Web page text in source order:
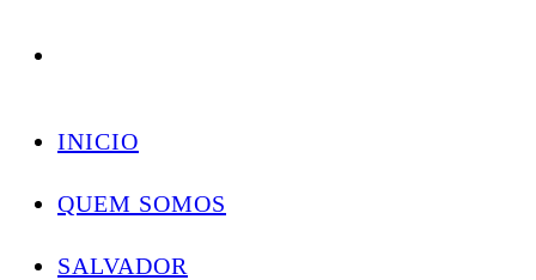
Skip
INICIO
QUEM SOMOS
SALVADOR